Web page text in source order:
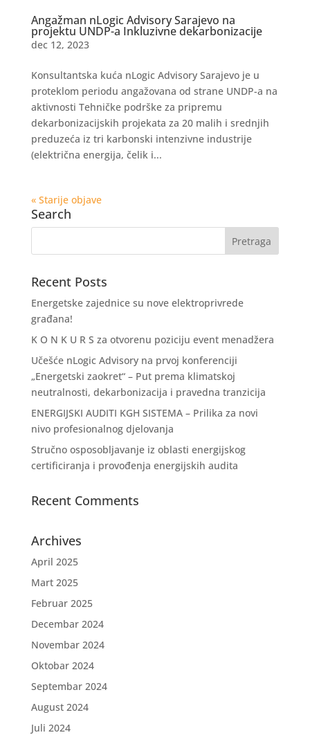
Angažman nLogic Advisory Sarajevo na
projektu UNDP-a Inkluzivne dekarbonizacije
dec 12, 2023
Konsultantska kuća nLogic Advisory Sarajevo je u
proteklom periodu angažovana od strane UNDP-a na
aktivnosti Tehničke podrške za pripremu
dekarbonizacijskih projekata za 20 malih i srednjih
preduzeća iz tri karbonski intenzivne industrije
(električna energija, čelik i...
« Starije objave
Search
Recent Posts
Energetske zajednice su nove elektroprivrede
građana!
K O N K U R S za otvorenu poziciju event menadžera
Učešće nLogic Advisory na prvoj konferenciji
„Energetski zaokret“ – Put prema klimatskoj
neutralnosti, dekarbonizacija i pravedna tranzicija
ENERGIJSKI AUDITI KGH SISTEMA – Prilika za novi
nivo profesionalnog djelovanja
Stručno osposobljavanje iz oblasti energijskog
certificiranja i provođenja energijskih audita
Recent Comments
Archives
April 2025
Mart 2025
Februar 2025
Decembar 2024
Novembar 2024
Oktobar 2024
Septembar 2024
August 2024
Juli 2024